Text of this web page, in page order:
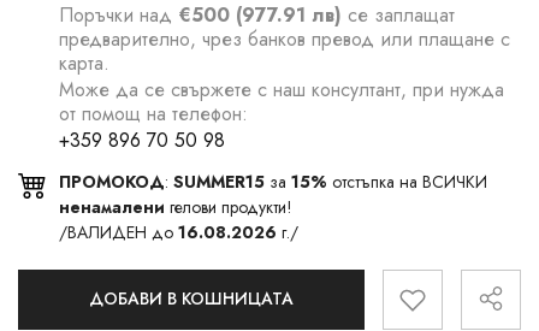
Поръчки над €500 (977.91 лв) се заплащат
предварително, чрез банков превод или плащане с
карта.
Може да се свържете с наш консултант, при нужда
от помощ на телефон:
+359 896 70 50 98
ПРОМОКОД: SUMMER15 за 15% отстъпка на ВСИЧКИ
ненамалени гелови продукти!
/ВАЛИДЕН до 16.08.2026 г./
ДОБАВИ В КОШНИЦАТА